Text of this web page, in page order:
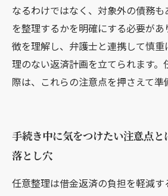
なるわけではなく、対象外の債務
を整理するかを明確にする必要が
徴を理解し、弁護士と連携して慎
理のない返済計画を立てられます。
際は、これらの注意点を押さえて準
手続き中に気をつけたい注意点と
落とし穴
任意整理は借金返済の負担を軽減